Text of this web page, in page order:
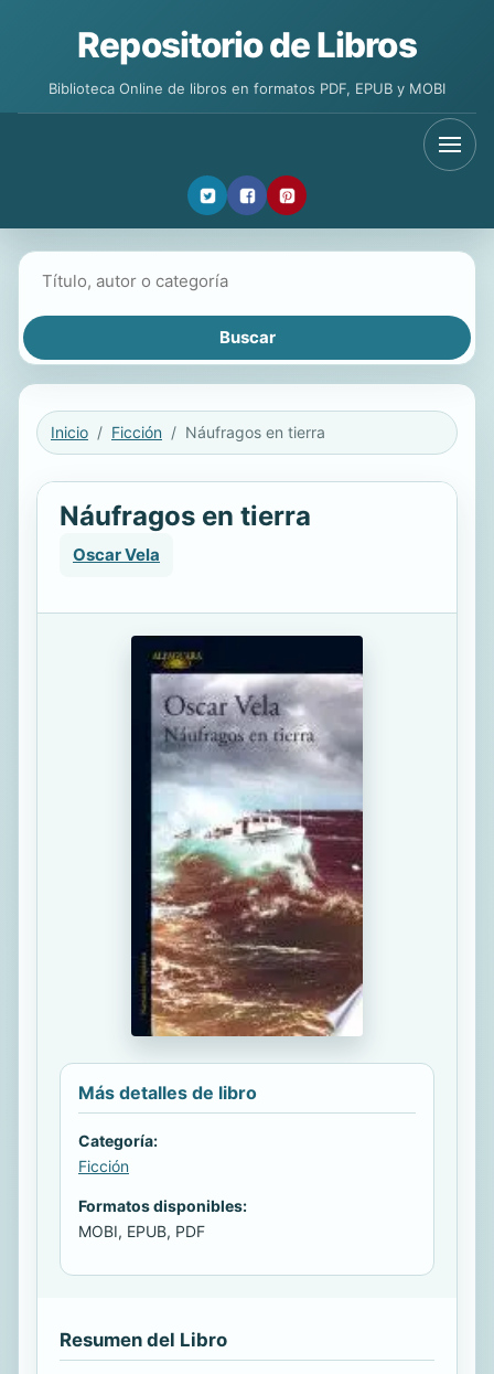
Repositorio de Libros
Biblioteca Online de libros en formatos PDF, EPUB y MOBI
Inicio Ficción Náufragos en tierra
Náufragos en tierra
Oscar Vela
Más detalles de libro
Categoría:
Ficción
Formatos disponibles:
MOBI, EPUB, PDF
Resumen del Libro